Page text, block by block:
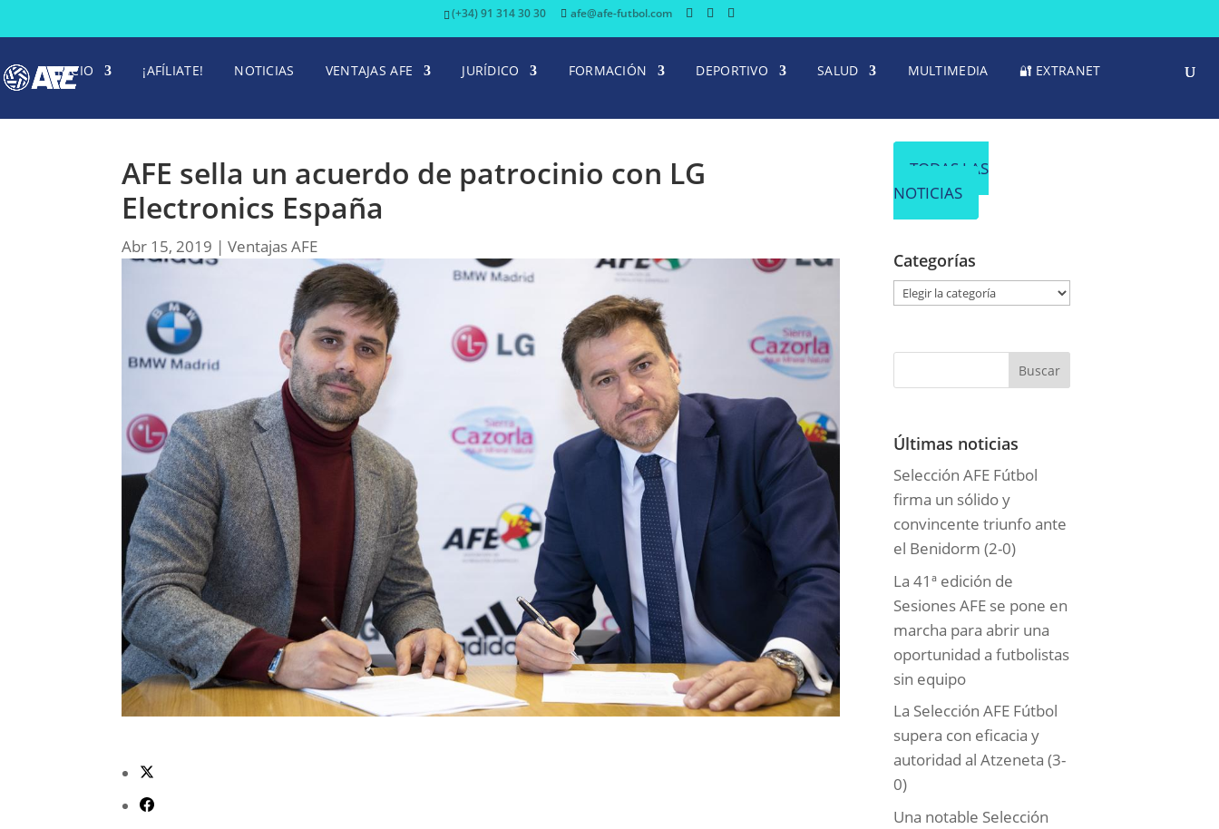
(+34) 91 314 30 30 afe@afe-futbol.com
INICIO ¡AFÍLIATE! NOTICIAS VENTAJAS AFE JURÍDICO FORMACIÓN DEPORTIVO SALUD MULTIMEDIA 🔐 EXTRANET
AFE sella un acuerdo de patrocinio con LG
Electronics España
Abr 15, 2019 |Ventajas AFE
TODAS LAS
NOTICIAS
Categorías
g
r
a
s
Últimas noticias
Selección AFE Fútbol
firma un sólido y
convincente triunfo ante
el Benidorm (2-0)
La 41ª edición de
Sesiones AFE se pone en
marcha para abrir una
oportunidad a futbolistas
sin equipo
La Selección AFE Fútbol
supera con eficacia y
autoridad al Atzeneta (3-
0)
Una notable Selección